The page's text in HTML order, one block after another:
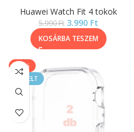
Huawei Watch Fit 4 tokok
5.990Ft 3.990 Ft
KOSÁRBA TESZEM
-40%
KIEMELT